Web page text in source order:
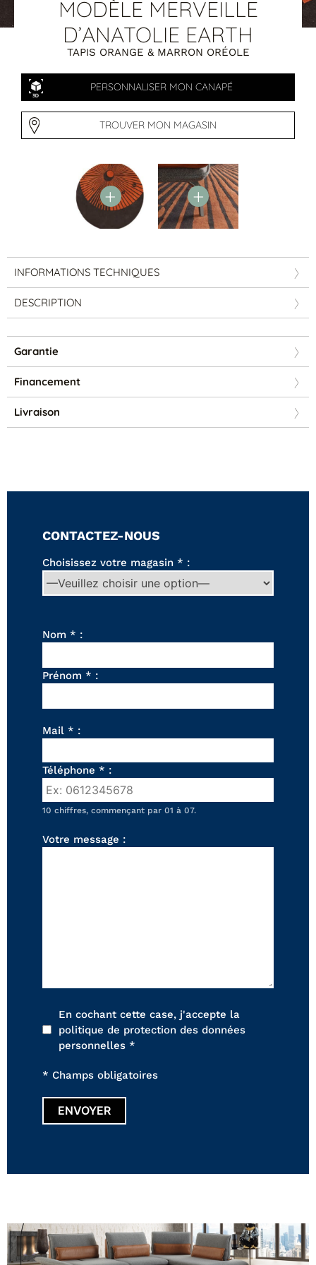
PAR FORME
Canapés avec méridienne
Canapés d'angle
Canapés droits
Canapés modulables
Canapés relax
Canapés 4 places
Poufs
CANAPÉS
Tous les produits
FAUTEUILS ET POUFS
Tables repas
Classique
Industriel
MODÈLE MERVEILLE
D’ANATOLIE EARTH
TAPIS ORANGE & MARRON ORÉOLE
PERSONNALISER MON CANAPÉ
TROUVER MON MAGASIN
INFORMATIONS TECHNIQUES
DESCRIPTION
Garantie
Financement
Livraison
CONTACTEZ-NOUS
Choisissez votre magasin * :
Nom * :
Prénom * :
Mail * :
Téléphone * :
10 chiffres, commençant par 01 à 07.
Votre message :
En cochant cette case, j'accepte la
politique de protection des données
personnelles *
* Champs obligatoires